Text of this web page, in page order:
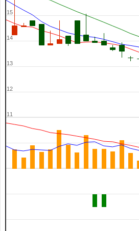
11
12
13
14
15